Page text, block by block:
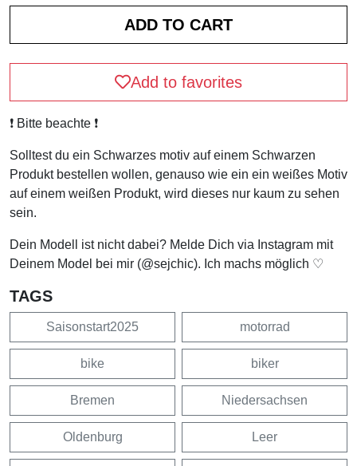
Add to favorites
❗️ Bitte beachte ❗️
Solltest du ein Schwarzes motiv auf einem Schwarzen
Produkt bestellen wollen, genauso wie ein ein weißes Motiv
auf einem weißen Produkt, wird dieses nur kaum zu sehen
sein.
Dein Modell ist nicht dabei? Melde Dich via Instagram mit
Deinem Model bei mir (@sejchic). Ich machs möglich ♡
TAGS
Saisonstart2025 motorrad
bike biker
Bremen Niedersachsen
Oldenburg Leer